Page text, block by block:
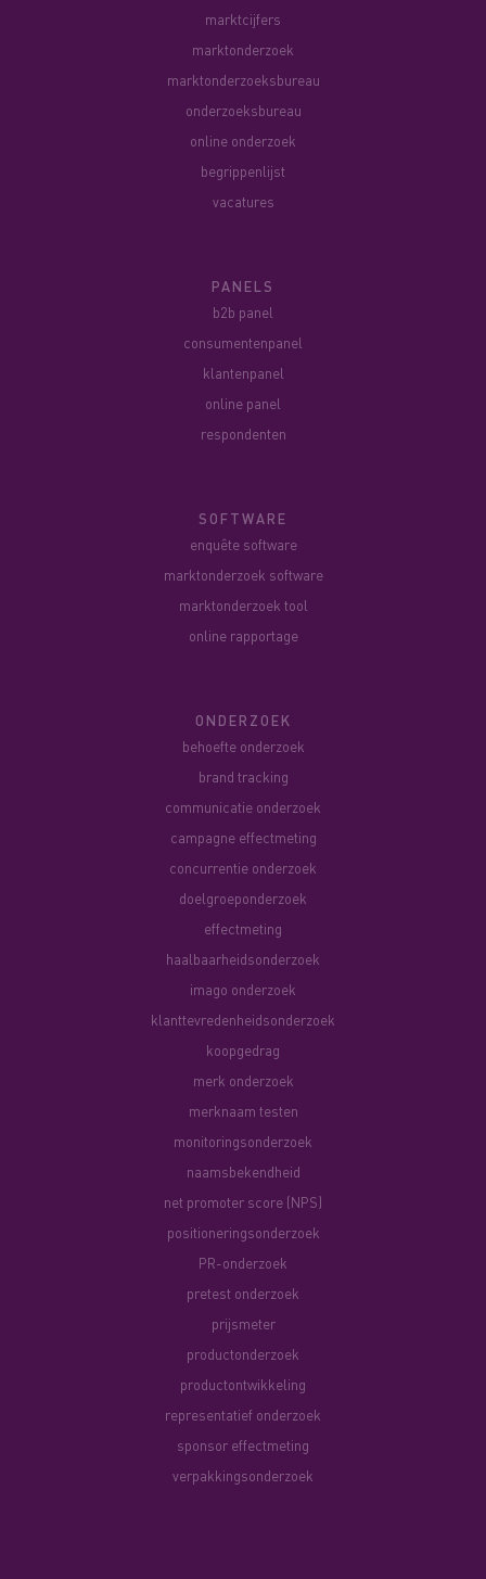
marktcijfers
marktonderzoek
marktonderzoeksbureau
onderzoeksbureau
online onderzoek
begrippenlijst
vacatures
PANELS
b2b panel
consumentenpanel
klantenpanel
online panel
respondenten
SOFTWARE
enquête software
marktonderzoek software
marktonderzoek tool
online rapportage
ONDERZOEK
behoefte onderzoek
brand tracking
communicatie onderzoek
campagne effectmeting
concurrentie onderzoek
doelgroeponderzoek
effectmeting
haalbaarheidsonderzoek
imago onderzoek
klanttevredenheidsonderzoek
koopgedrag
merk onderzoek
merknaam testen
monitoringsonderzoek
naamsbekendheid
net promoter score (NPS)
positioneringsonderzoek
PR-onderzoek
pretest onderzoek
prijsmeter
productonderzoek
productontwikkeling
representatief onderzoek
sponsor effectmeting
verpakkingsonderzoek